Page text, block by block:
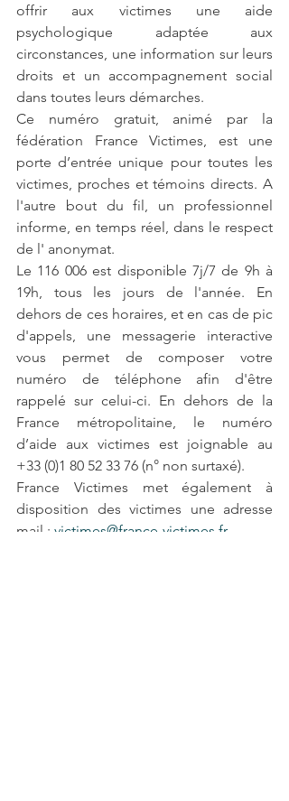
offrir aux victimes une aide
psychologique adaptée aux
circonstances, une information sur leurs
droits et un accompagnement social
dans toutes leurs démarches.
Ce numéro gratuit, animé par la
fédération France Victimes, est une
porte d’entrée unique pour toutes les
victimes, proches et témoins directs. A
l'autre bout du fil, un professionnel
informe, en temps réel, dans le respect
de l' anonymat.
Le 116 006 est disponible 7j/7 de 9h à
19h, tous les jours de l'année. En
dehors de ces horaires, et en cas de pic
d'appels, une messagerie interactive
vous permet de composer votre
numéro de téléphone afin d'être
rappelé sur celui-ci. En dehors de la
France métropolitaine, le numéro
d’aide aux victimes est joignable au
+33 (0)1 80 52 33 76 (n° non surtaxé).
France Victimes met également à
disposition des victimes une adresse
mail : victimes@france-victimes.fr.